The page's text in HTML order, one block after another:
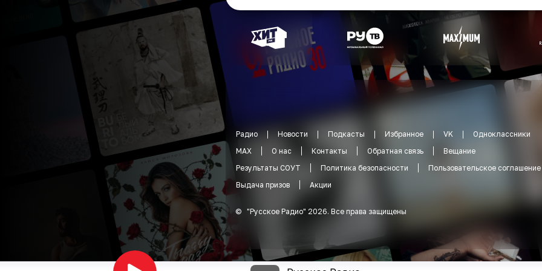
Радио Новости Подкасты Избранное VK
Одноклассники
MAX
О нас Контакты Обратная связь
Вещание
Результаты СОУТ
Политика безопасности
Пользовательское соглашение
Выдача призов
Акции
© "Русское Радио" 2026. Все права защищены